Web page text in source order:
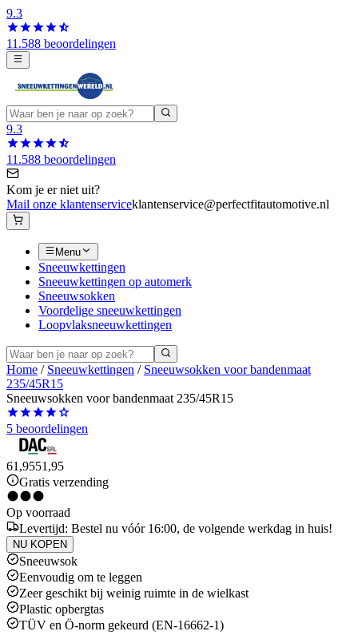
9.3
11.588 beoordelingen
9.3
11.588 beoordelingen
Kom je er niet uit?
Mail onze klantenserviceklantenservice@perfectfitautomotive.nl
Menu
Sneeuwkettingen
Sneeuwkettingen op automerk
Sneeuwsokken
Voordelige sneeuwkettingen
Loopvlaksneeuwkettingen
Home / Sneeuwkettingen / Sneeuwsokken voor bandenmaat
235/45R15
Sneeuwsokken voor bandenmaat 235/45R15
5 beoordelingen
61,9551,95
Gratis verzending
Op voorraad
Levertijd: Bestel nu vóór 16:00, de volgende werkdag in huis!
NU KOPEN
Sneeuwsok
Eenvoudig om te leggen
Zeer geschikt bij weinig ruimte in de wielkast
Plastic opbergtas
TÜV en Ö-norm gekeurd (EN-16662-1)